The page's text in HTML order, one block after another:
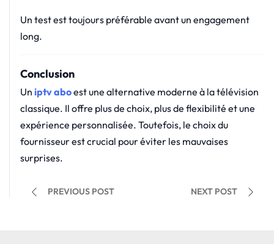
Un test est toujours préférable avant un engagement
long.
Conclusion
Un iptv aboest une alternative moderne à la télévision
classique. Il offre plus de choix, plus de flexibilité et une
expérience personnalisée. Toutefois, le choix du
fournisseur est crucial pour éviter les mauvaises
surprises.
PREVIOUS POST NEXT POST